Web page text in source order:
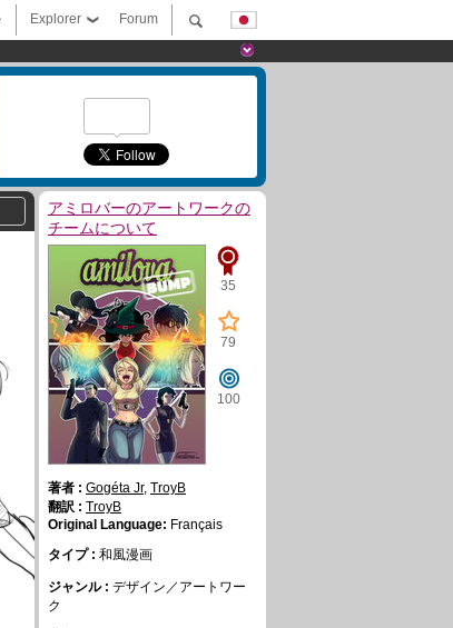
Forum
Explorer
アミロバーのアートワークの
チームについて
35
79
100
著者 : Gogéta Jr, TroyB
翻訳 : TroyB
Original Language: Français
タイプ : 和風漫画
ジャンル : デザイン／アートワー
ク